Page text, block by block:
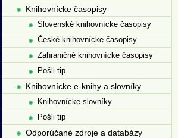
Knihovnícke časopisy
Slovenské knihovnícke časopisy
České knihovnícke časopisy
Zahraničné knihovnícke časopisy
Pošli tip
Knihovnícke e-knihy a slovníky
Knihovnícke slovníky
Pošli tip
Odporúčané zdroje a databázy